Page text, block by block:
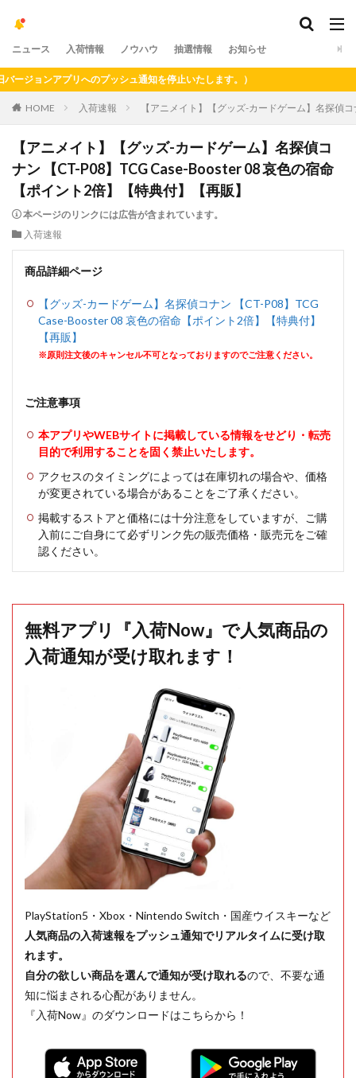
ニュース 入荷情報 ノウハウ 抽選情報 お知らせ
ョンアプリへのプッシュ通知を停止いたします。）
HOME 入荷速報 【アニメイト】【グッズ-カードゲーム】名探偵
【アニメイト】【グッズ-カードゲーム】名探偵コ
ナン 【CT-P08】TCG Case-Booster 08 哀色の宿命
【ポイント2倍】【特典付】【再販】
本ページのリンクには広告が含まれています。
入荷速報
商品詳細ページ
【グッズ-カードゲーム】名探偵コナン 【CT-P08】TCG
Case-Booster 08 哀色の宿命【ポイント2倍】【特典付】
【再販】
※原則注文後のキャンセル不可となっておりますのでご注意ください。
ご注意事項
本アプリやWEBサイトに掲載している情報をせどり・転売
目的で利用することを固く禁止いたします。
アクセスのタイミングによっては在庫切れの場合や、価格
が変更されている場合があることをご了承ください。
掲載するストアと価格には十分注意をしていますが、ご購
入前にご自身にて必ずリンク先の販売価格・販売元をご確
認ください。
無料アプリ『入荷Now』で人気商品の
入荷通知が受け取れます！
PlayStation5・Xbox・Nintendo Switch・国産ウイスキーなど
人気商品の入荷速報をプッシュ通知でリアルタイムに受け取
れます。
自分の欲しい商品を選んで通知が受け取れるので、不要な通
知に悩まされる心配がありません。
『入荷Now』のダウンロードはこちらから！